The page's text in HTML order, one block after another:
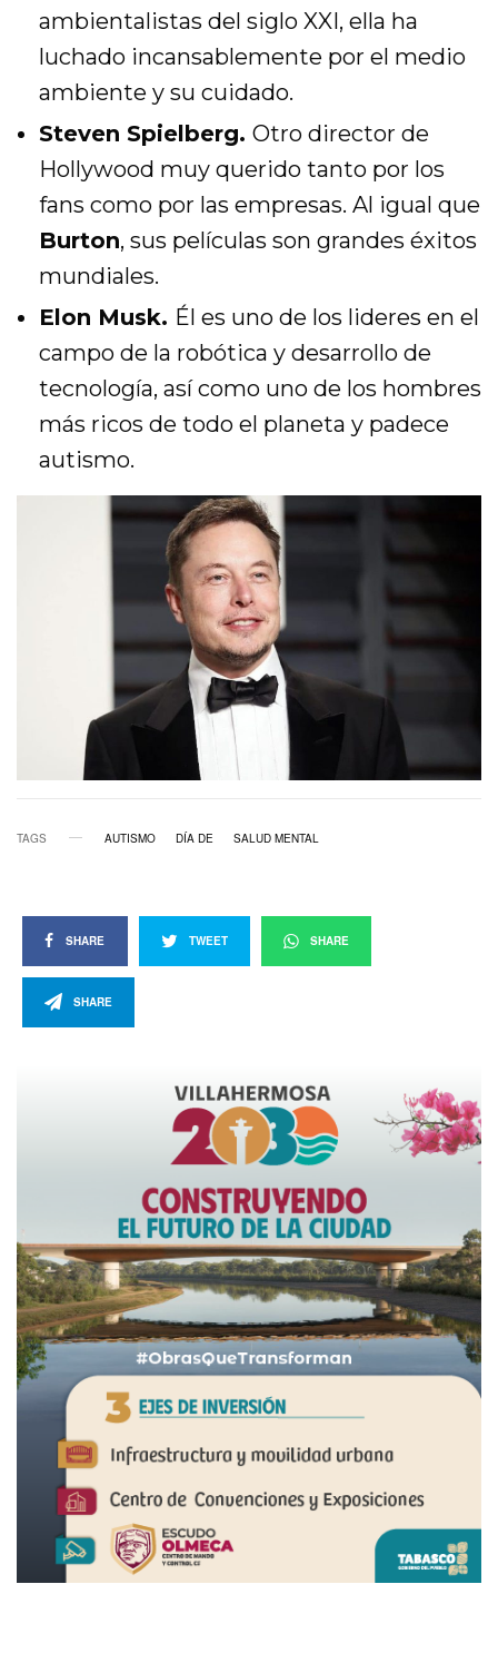
ambientalistas del siglo XXI, ella ha
luchado incansablemente por el medio
ambiente y su cuidado.
Steven Spielberg. Otro director de
Hollywood muy querido tanto por los
fans como por las empresas. Al igual que
Burton, sus películas son grandes éxitos
mundiales.
Elon Musk. Él es uno de los lideres en el
campo de la robótica y desarrollo de
tecnología, así como uno de los hombres
más ricos de todo el planeta y padece
autismo.
TAGS AUTISMO DÍA DE SALUD MENTAL
SHARE TWEET SHARE
SHARE